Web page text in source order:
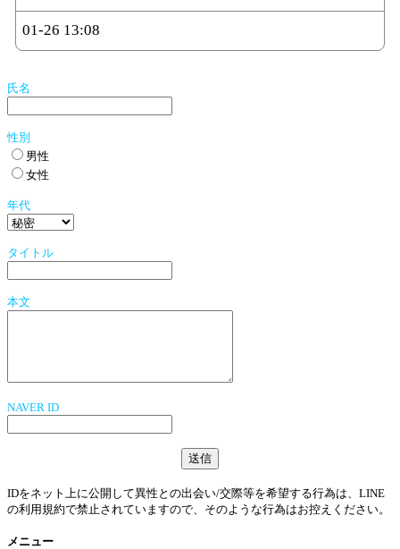
01-26 13:08
氏名
性別
男性
女性
年代
タイトル
本文
NAVER ID
IDをネット上に公開して異性との出会い/交際等を希望する行為は、LINE
の利用規約で禁止されていますので、そのような行為はお控えください。
メニュー